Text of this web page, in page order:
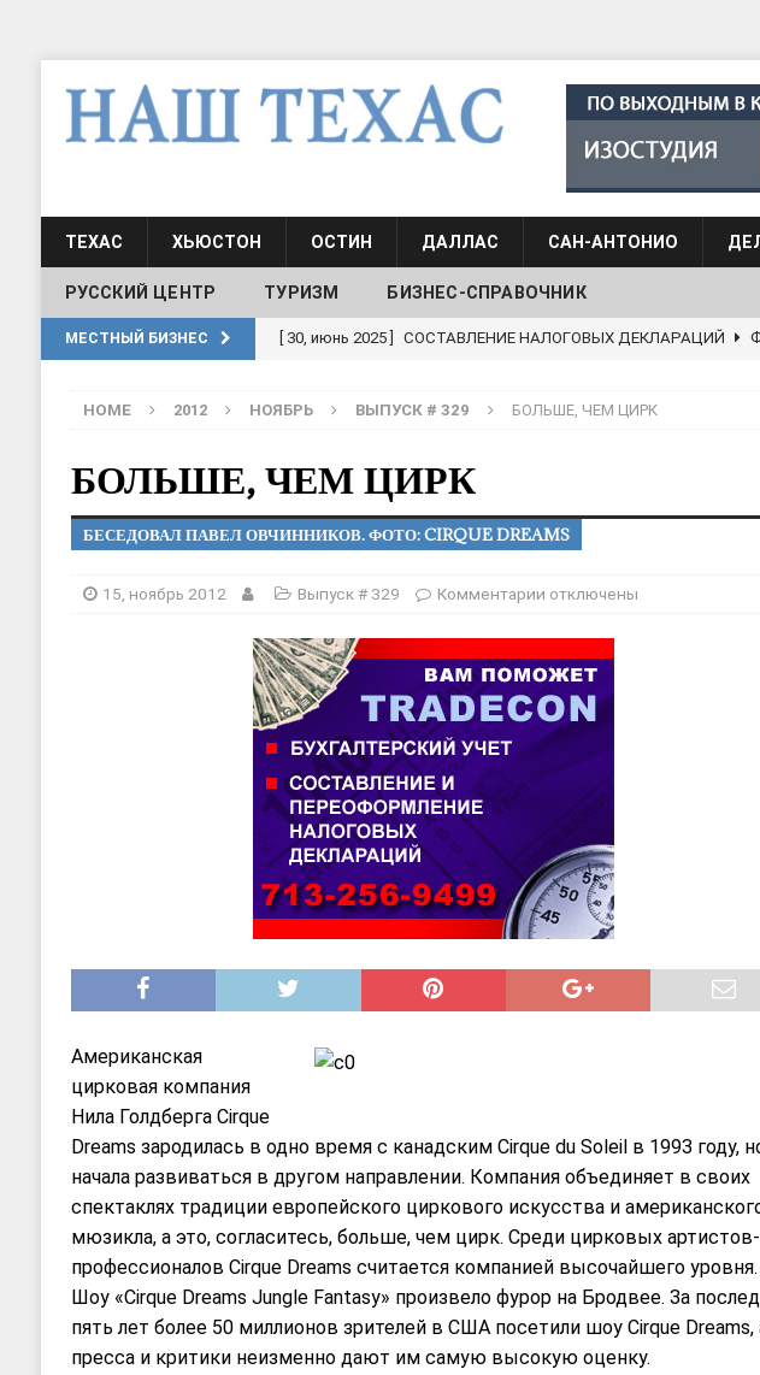
ТЕХАС ХЬЮСТОН ОСТИН ДАЛЛАС САН-АНТОНИО
РУССКИЙ ЦЕНТР ТУРИЗМ БИЗНЕС-СПРАВОЧНИК
МЕСТНЫЙ БИЗНЕС [ 19, июль 2017 ] Классы русского языка для взрослых при
[ 19, июль 2017 ] Школа русского языка при культурном
[ 17, июнь 2026 ]
[ 20, август 2025 ] Alliance Fencing Academy
[ 30, июнь 2025 ]
HOME 2012 НОЯБРЬ ВЫПУСК # 329 БОЛЬШЕ, ЧЕМ ЦИРК
БОЛЬШЕ, ЧЕМ ЦИРК
БЕСЕДОВАЛ ПАВЕЛ ОВЧИННИКОВ. ФОТО: CIRQUE DREAMS
15, ноябрь 2012 Выпуск # 329 Комментарии отключены
Американская
цирковая компания
Нила Голдберга Cirque
Dreams зародилась в одно время с канадским Cirque du Soleil в 1993 году,
начала развиваться в другом направлении. Компания объединяет в своих
спектаклях традиции европейского циркового искусства и
мюзикла, а это, согласитесь, больше, чем цирк. Среди цирковых артистов-
профессионалов Cirque Dreams считается компанией высочайшего уровня.
Шоу «Cirque Dreams Jungle Fantasy» произвело фурор на Бродвее. За
пять лет более 50 миллионов зрителей в США посетили шоу Cirque Dreams,
пресса и критики неизменно дают им самую высокую оценку.